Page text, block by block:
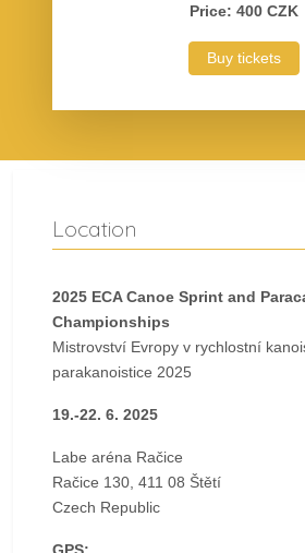
Price: 400 CZK
Buy tickets
Location
2025 ECA Canoe Sprint and
Championships
Mistrovství Evropy v rychlostní
parakanoistice 2025
19.-22. 6. 2025
Labe aréna Račice
Račice 130, 411 08 Štětí
Czech Republic